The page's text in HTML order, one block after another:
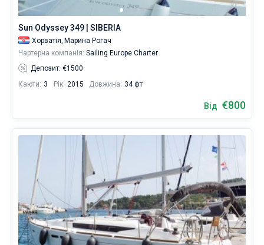
Ви
можете
знайти
10
від
400
Рогач.
Sun Odyssey 349 | SIBERIA
Хорватія, Марина Рогач
Чартерна компанія: Sailing Europe Charter
Депозит: €1500
Каюти: 3 Рік: 2015 Довжина: 34 фт
Від €800
Без шкіпера
Зі шкіпером